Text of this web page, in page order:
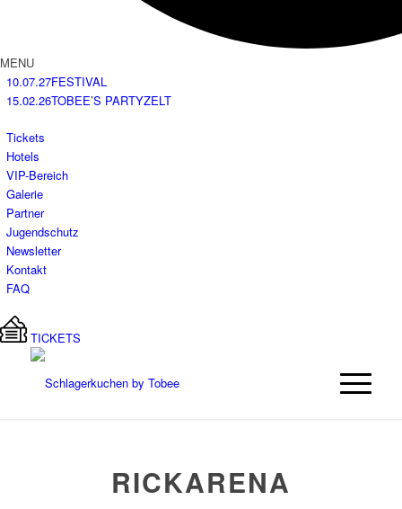
MENU
10.07.27FESTIVAL
15.02.26TOBEE’S PARTYZELT
Tickets
Hotels
VIP-Bereich
Galerie
Partner
Jugendschutz
Newsletter
Kontakt
FAQ
TICKETS
RICKARENA